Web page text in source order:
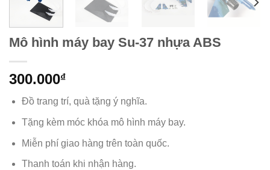
Mô hình máy bay Su-37 nhựa ABS
300.000₫
Đồ trang trí, quà tặng ý nghĩa.
Tặng kèm móc khóa mô hình máy bay.
Miễn phí giao hàng trên toàn quốc.
Thanh toán khi nhận hàng.